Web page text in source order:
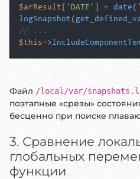
$arResult 'DATE' ] = date (
logSnapshot (
// ...
$this->
Файл /local/var/
поэтапные «срезы»
бесценно при поиске
3. Сравнение
глобальных
функции